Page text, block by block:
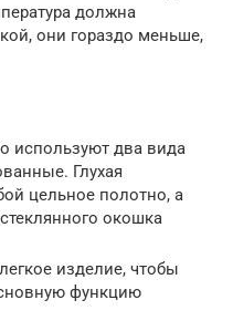
должна
они гораздо меньше,
используют два вида
Глухая
цельное полотно, а
окошка
изделие, чтобы
функцию